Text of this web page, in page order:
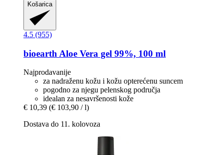
Košarica
4.5 (955)
bioearth Aloe Vera gel 99%, 100 ml
Najprodavanije
za nadraženu kožu i kožu opterećenu suncem
pogodno za njegu pelenskog područja
idealan za nesavršenosti kože
€ 10,39 (€ 103,90 / l)
Dostava do 11. kolovoza